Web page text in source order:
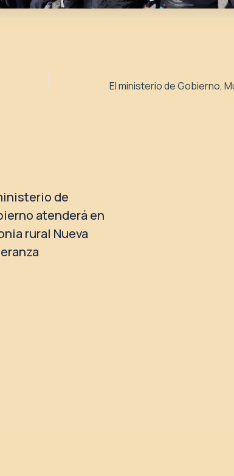
de
atenderá en
rural Nueva